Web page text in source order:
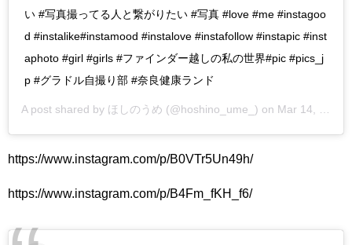
い #写真撮ってる人と繋がりたい #写真 #love #me #instagoo
d #instalike#instamood #instalove #instafollow #instapic #inst
aphoto #girl #girls #ファインダー越しの私の世界#pic #pics_j
p #グラドル自撮り部 #奈良健康ランド
A post shared by ほしのうめ (@hoshino_ume_) on Mar 14, 2018 at 1:48am PDT
https://www.instagram.com/p/B0VTr5Un49h/
https://www.instagram.com/p/B4Fm_fKH_f6/